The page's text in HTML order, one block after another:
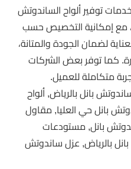
توفير ألواح الساندوتش
مع إمكانية التخصيص حسب
لضمان الجودة والمتانة،
كما توفر بعض الشركات
متكاملة للعميل.
بانل بالرياض, ألواح
بانل حي العليا, مقاول
بانل, مستودعات
بالرياض, عزل ساندوتش